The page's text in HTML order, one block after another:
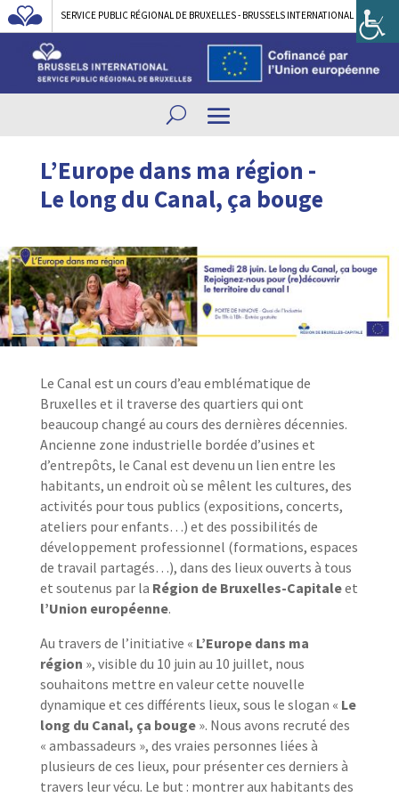
SERVICE PUBLIC RÉGIONAL DE BRUXELLES - BRUSSELS INTERNATIONAL
L’Europe dans ma région -
Le long du Canal, ça bouge
Le Canal est un cours d’eau emblématique de
Bruxelles et il traverse des quartiers qui ont
beaucoup changé au cours des dernières décennies.
Ancienne zone industrielle bordée d’usines et
d’entrepôts, le Canal est devenu un lien entre les
habitants, un endroit où se mêlent les cultures, des
activités pour tous publics (expositions, concerts,
ateliers pour enfants…) et des possibilités de
développement professionnel (formations, espaces
de travail partagés…), dans des lieux ouverts à tous
et soutenus par la Région de Bruxelles-Capitaleet
l’Union européenne.
Au travers de l’initiative « L’Europe dans ma
région », visible du 10 juin au 10 juillet, nous
souhaitons mettre en valeur cette nouvelle
dynamique et ces différents lieux, sous le slogan « Le
long du Canal, ça bouge». Nous avons recruté des
« ambassadeurs », des vraies personnes liées à
plusieurs de ces lieux, pour présenter ces derniers à
travers leur vécu. Le but : montrer aux habitants des